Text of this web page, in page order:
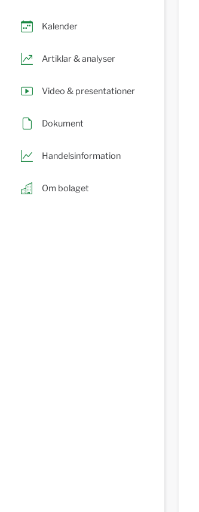
Kalender
Artiklar & analyser
Video & presentationer
Dokument
Handelsinformation
Om bolaget